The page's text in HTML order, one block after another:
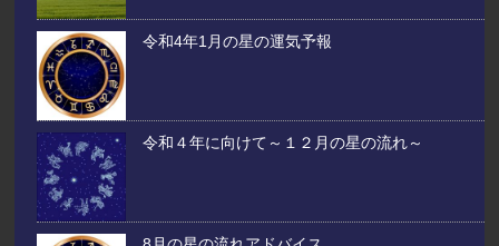
令和4年1月の星の運気予報
令和４年に向けて～１２月の星の流れ～